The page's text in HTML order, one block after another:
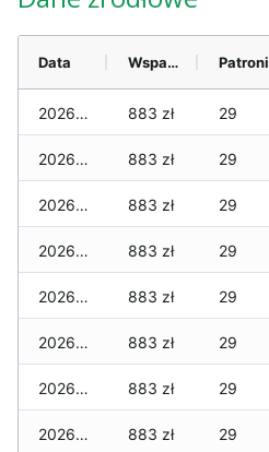
Data Wsparcie Patroni
2026-08-08 883 zł 29
2026-08-07 883 zł 29
2026-08-06 883 zł 29
2026-08-05 883 zł 29
2026-08-04 883 zł 29
2026-08-03 883 zł 29
2026-08-02 883 zł 29
2026-08-01 883 zł 29